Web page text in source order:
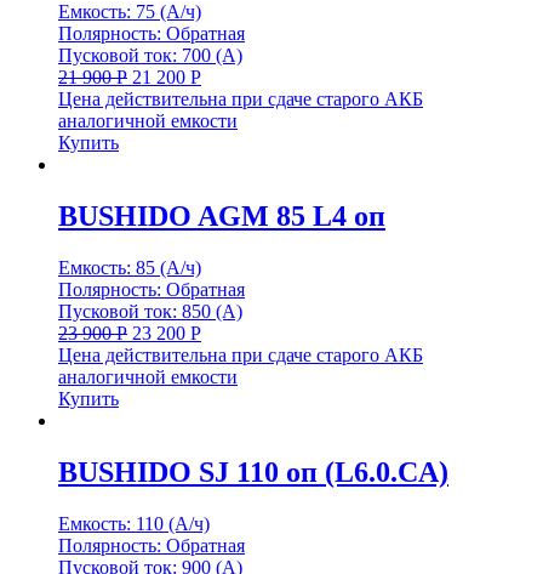
Емкость: 75 (А/ч)
Полярность: Обратная
Пусковой ток: 700 (А)
21 900Р 21 200 Р
Цена действительна при сдаче старого АКБ
аналогичной емкости
Купить
BUSHIDO AGM 85 L4 оп
Емкость: 85 (А/ч)
Полярность: Обратная
Пусковой ток: 850 (А)
23 900Р 23 200 Р
Цена действительна при сдаче старого АКБ
аналогичной емкости
Купить
BUSHIDO SJ 110 оп (L6.0.CA)
Емкость: 110 (А/ч)
Полярность: Обратная
Пусковой ток: 900 (А)